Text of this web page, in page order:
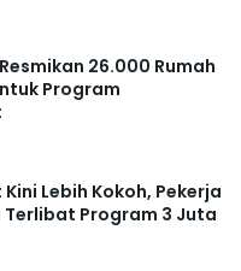
26.000 Rumah
Program
Lebih Kokoh, Pekerja
Program 3 Juta